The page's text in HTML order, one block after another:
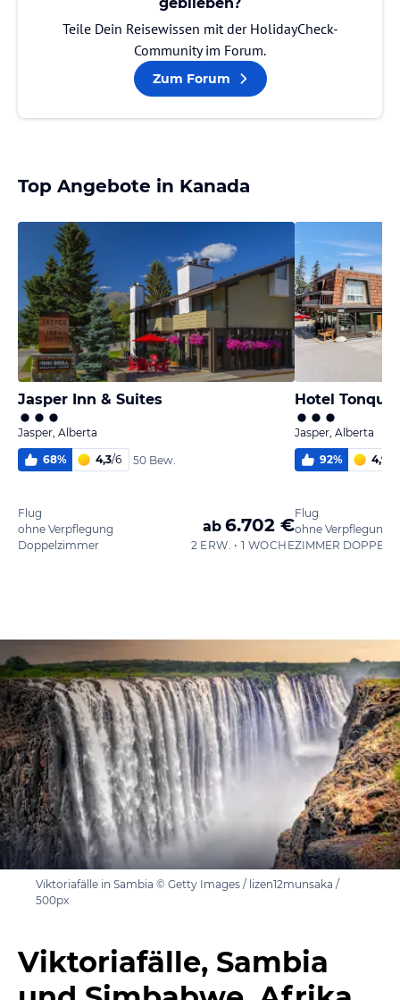
Teile Dein Reisewissen mit der HolidayCheck-
Community im Forum.
Zum Forum
Top Angebote in Kanada
Jasper Inn & Suites
Jasper, Alberta
68% 4,3/6 50 Bew.
Flug
ohne Verpflegung
Doppelzimmer
ab 6.702 €
2 ERW. • 1 WOCHE
Hotel
Jasper, Alberta
92% 4,9
Flug
ohne Verpflegung
Viktoriafälle in Sambia © Getty Images / lizen12munsaka /
500px
Viktoriafälle, Sambia